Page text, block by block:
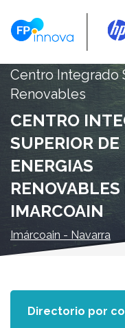
Centro Integrado
Renovables
CENTRO
SUPERIOR DE
ENERGIAS
RENOVABLES
IMARCOAIN
Imárcoain - Navarra